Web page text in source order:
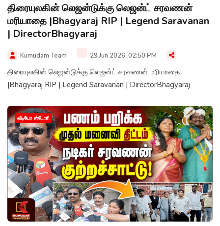
திரையுலகின் லெஜன்டுக்கு லெஜன்ட் சரவணன்
மரியாதை |Bhagyaraj RIP | Legend Saravanan
| DirectorBhagyaraj
Kumudam Team 29 Jun 2026, 02:50 PM
திரையுலகின் லெஜன்டுக்கு லெஜன்ட் சரவணன் மரியாதை
|Bhagyaraj RIP | Legend Saravanan | DirectorBhagyaraj
வீடியோ ஸ்டோரி